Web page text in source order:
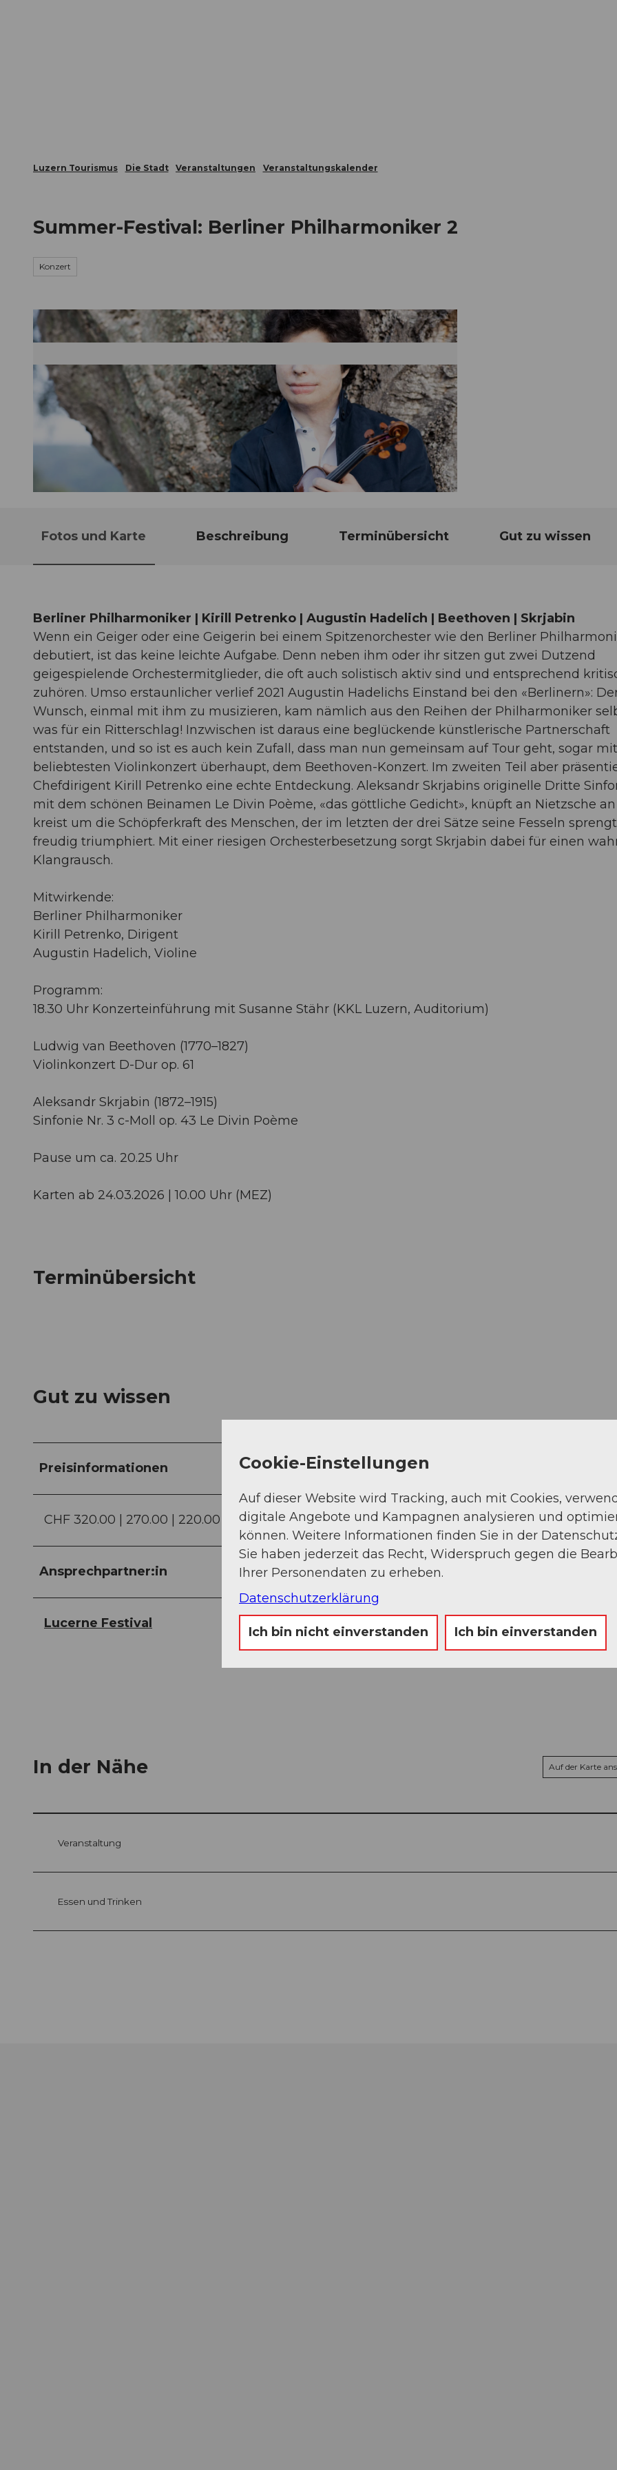
Luzern Tourismus Die Stadt Veranstaltungen Veranstaltungskalender
Summer-Festival: Berliner Philharmoniker 2
Konzert
Fotos und Karte Beschreibung Terminübersicht Gut zu wissen
Berliner Philharmoniker | Kirill Petrenko | Augustin Hadelich | Beethoven | Skrjabin
Wenn ein Geiger oder eine Geigerin bei einem Spitzenorchester wie den Berliner
debutiert, ist das keine leichte Aufgabe. Denn neben ihm oder ihr sitzen gut zwei Dutzend
geigespielende Orchestermitglieder, die oft auch solistisch aktiv sind und entsprechend
zuhören. Umso erstaunlicher verlief 2021 Augustin Hadelichs Einstand bei den «Berlinern»:
Wunsch, einmal mit ihm zu musizieren, kam nämlich aus den Reihen der Philharmoniker
was für ein Ritterschlag! Inzwischen ist daraus eine beglückende künstlerische Partnerschaft
entstanden, und so ist es auch kein Zufall, dass man nun gemeinsam auf Tour geht, sogar
beliebtesten Violinkonzert überhaupt, dem Beethoven-Konzert. Im zweiten Teil aber
Chefdirigent Kirill Petrenko eine echte Entdeckung. Aleksandr Skrjabins originelle Dritte
mit dem schönen Beinamen Le Divin Poème, «das göttliche Gedicht», knüpft an Nietzsche
kreist um die Schöpferkraft des Menschen, der im letzten der drei Sätze seine Fesseln
freudig triumphiert. Mit einer riesigen Orchesterbesetzung sorgt Skrjabin dabei für einen
Klangrausch.
Mitwirkende:
Berliner Philharmoniker
Kirill Petrenko, Dirigent
Augustin Hadelich, Violine
Programm:
18.30 Uhr Konzerteinführung mit Susanne Stähr (KKL Luzern, Auditorium)
Ludwig van Beethoven (1770–1827)
Violinkonzert D-Dur op. 61
Aleksandr Skrjabin (1872–1915)
Sinfonie Nr. 3 c-Moll op. 43 Le Divin Poème
Pause um ca. 20.25 Uhr
Karten ab 24.03.2026 | 10.00 Uhr (MEZ)
Terminübersicht
Gut zu wissen
Preisinformationen
CHF 320.00 | 270.00 | 220.00 | 150.00 | 80.00 | 40.00
Ansprechpartner:in
Lucerne Festival
In der Nähe Auf der Karte
Veranstaltung
Essen und Trinken
Cookie-Einstellungen
Auf dieser Website wird Tracking, auch mit Cookies,
digitale Angebote und Kampagnen analysieren und
können. Weitere Informationen finden Sie in der
Sie haben jederzeit das Recht, Widerspruch gegen die
Ihrer Personendaten zu erheben.
Datenschutzerklärung
Ich bin nicht einverstanden Ich bin einverstanden